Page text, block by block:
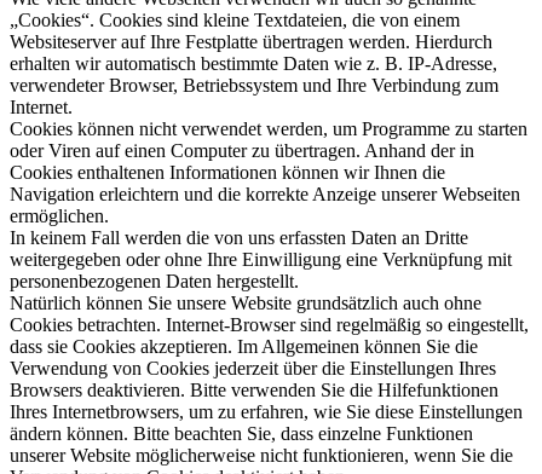
„Cookies“. Cookies sind kleine Textdateien, die von einem
Websiteserver auf Ihre Festplatte übertragen werden. Hierdurch
erhalten wir automatisch bestimmte Daten wie z. B. IP-Adresse,
verwendeter Browser, Betriebssystem und Ihre Verbindung zum
Internet.
Cookies können nicht verwendet werden, um Programme zu starten
oder Viren auf einen Computer zu übertragen. Anhand der in
Cookies enthaltenen Informationen können wir Ihnen die
Navigation erleichtern und die korrekte Anzeige unserer Webseiten
ermöglichen.
In keinem Fall werden die von uns erfassten Daten an Dritte
weitergegeben oder ohne Ihre Einwilligung eine Verknüpfung mit
personenbezogenen Daten hergestellt.
Natürlich können Sie unsere Website grundsätzlich auch ohne
Cookies betrachten. Internet-Browser sind regelmäßig so eingestellt,
dass sie Cookies akzeptieren. Im Allgemeinen können Sie die
Verwendung von Cookies jederzeit über die Einstellungen Ihres
Browsers deaktivieren. Bitte verwenden Sie die Hilfefunktionen
Ihres Internetbrowsers, um zu erfahren, wie Sie diese Einstellungen
ändern können. Bitte beachten Sie, dass einzelne Funktionen
unserer Website möglicherweise nicht funktionieren, wenn Sie die